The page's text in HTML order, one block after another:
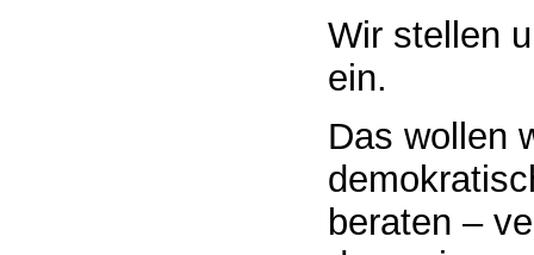
Wir stellen
ein.
Das wollen
beraten –